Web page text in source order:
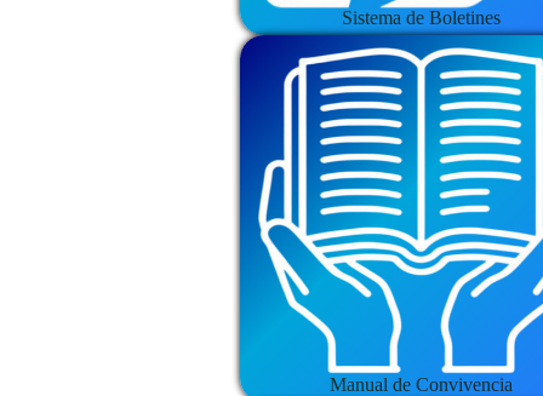
Sistema de Boletines
Manual de Convivencia